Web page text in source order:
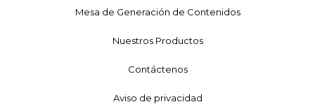
Mesa de Generación de Contenidos
Nuestros Productos
Contáctenos
Aviso de privacidad